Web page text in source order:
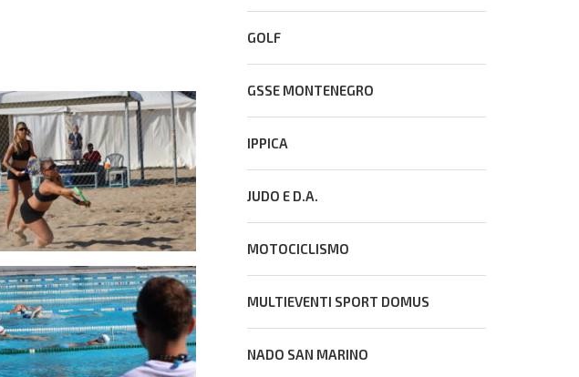
GOLF
GSSE MONTENEGRO
IPPICA
JUDO E D.A.
MOTOCICLISMO
MULTIEVENTI SPORT DOMUS
NADO SAN MARINO